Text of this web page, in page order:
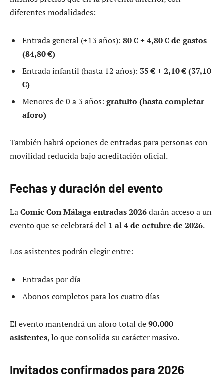
diferentes modalidades:
Entrada general (+13 años): 80 € + 4,80 € de gastos
(84,80 €)
Entrada infantil (hasta 12 años): 35 € + 2,10 € (37,10
€)
Menores de 0 a 3 años: gratuito (hasta completar
aforo)
También habrá opciones de entradas para personas con
movilidad reducida bajo acreditación oficial.
Fechas y duración del evento
LaComic Con Málaga entradas 2026darán acceso a un
evento que se celebrará del 1 al 4 de octubre de 2026.
Los asistentes podrán elegir entre:
Entradas por día
Abonos completos para los cuatro días
El evento mantendrá un aforo total de90.000
asistentes, lo que consolida su carácter masivo.
Invitados confirmados para 2026